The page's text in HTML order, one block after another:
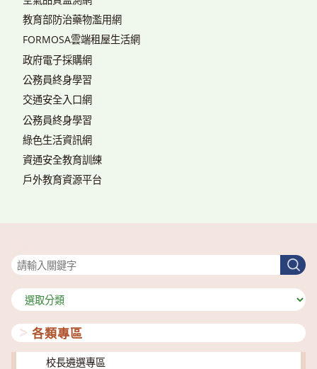
教育部防治藥物濫用網
FORMOSA雲端租屋生活網
政府電子採購網
公務員終身學習
交通安全入口網
公務員終身學習
綠色生活資訊網
資通安全教育訓練
戶外教育資源平台
搜
尋
分
類
各類專區
校長遴選專區